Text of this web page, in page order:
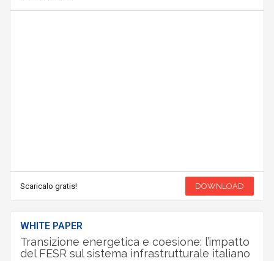
Scaricalo gratis! DOWNLOAD
WHITE PAPER
Transizione energetica e coesione: l’impatto
del FESR sul sistema infrastrutturale italiano